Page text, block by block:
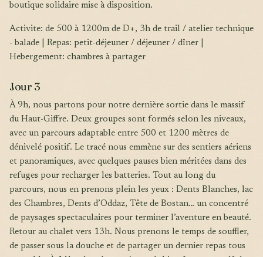
boutique solidaire mise à disposition.
Activite: de 500 à 1200m de D+, 3h de trail / atelier technique
- balade | Repas: petit-déjeuner / déjeuner / dîner |
Hebergement: chambres à partager
Jour 3
À 9h, nous partons pour notre dernière sortie dans le massif
du Haut-Giffre. Deux groupes sont formés selon les niveaux,
avec un parcours adaptable entre 500 et 1200 mètres de
dénivelé positif. Le tracé nous emmène sur des sentiers aériens
et panoramiques, avec quelques pauses bien méritées dans des
refuges pour recharger les batteries. Tout au long du
parcours, nous en prenons plein les yeux : Dents Blanches, lac
des Chambres, Dents d’Oddaz, Tête de Bostan… un concentré
de paysages spectaculaires pour terminer l’aventure en beauté.
Retour au chalet vers 13h. Nous prenons le temps de souffler,
de passer sous la douche et de partager un dernier repas tous